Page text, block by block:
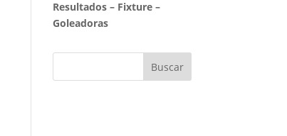
Resultados – Fixture –
Goleadoras